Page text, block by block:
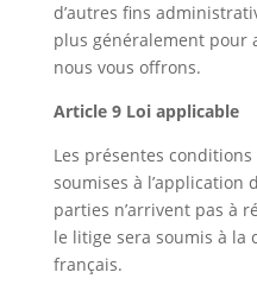
d’autres fins
plus généralement pour
nous vous offrons.
Article 9 Loi applicable
Les présentes
soumises à l’application
parties n’arrivent pas à
le litige sera soumis à la
français.